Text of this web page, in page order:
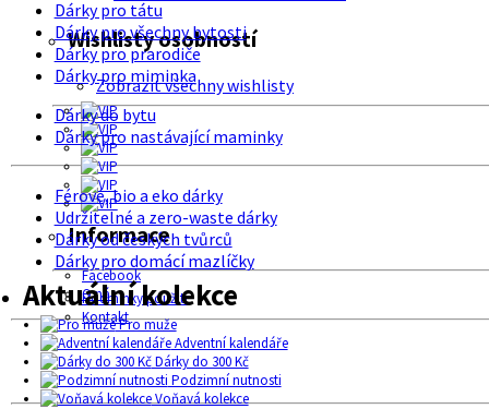
Wishlisty osobností
Zobrazit všechny wishlisty
Informace
Facebook
O nás
Podmínky použití
Kontakt
Dárky pro tátu
Dárky pro všechny bytosti
Dárky pro prarodiče
Dárky pro miminka
Dárky do bytu
Dárky pro nastávající maminky
Férové, bio a eko dárky
Udržitelné a zero-waste dárky
Dárky od českých tvůrců
Dárky pro domácí mazlíčky
Aktuální kolekce
Pro muže
Adventní kalendáře
Dárky do 300 Kč
Podzimní nutnosti
Voňavá kolekce